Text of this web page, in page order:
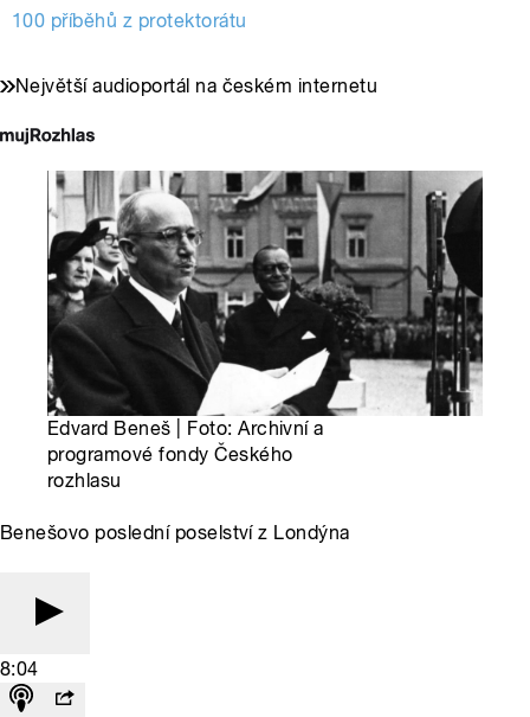
100 příběhů z protektorátu
Největší audioportál na českém internetu
Edvard Beneš | Foto: Archivní a
programové fondy Českého
rozhlasu
Benešovo poslední poselství z Londýna
8:04